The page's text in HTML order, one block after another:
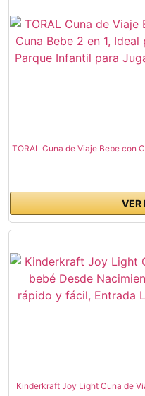
TORAL Cuna de Viaje Bebe con
VER
Kinderkraft Joy Light Cuna de